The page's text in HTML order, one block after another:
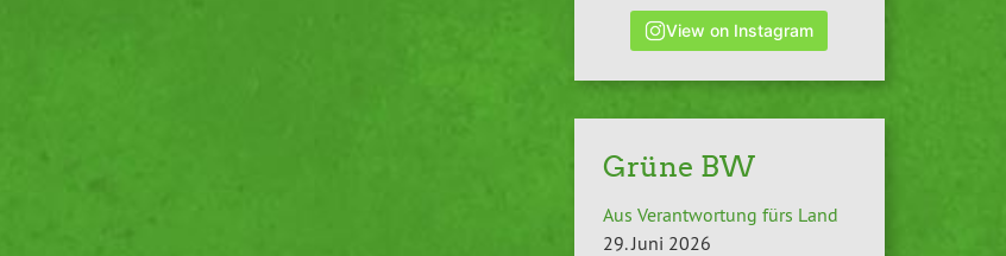
View on Instagram
Grüne BW
Aus Verantwortung fürs Land
29. Juni 2026